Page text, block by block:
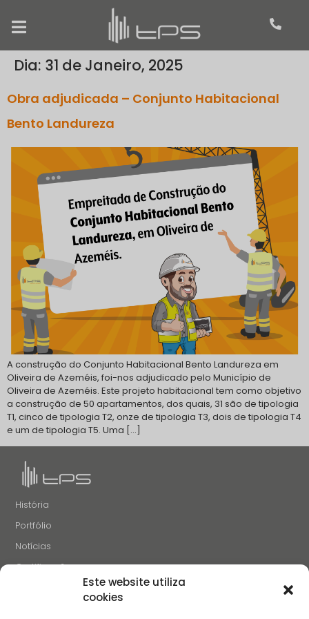
Este website utiliza
cookies
Dia: 31 de Janeiro, 2025
Obra adjudicada – Conjunto Habitacional
Bento Landureza
A construção do Conjunto Habitacional Bento Landureza em
Oliveira de Azeméis, foi-nos adjudicado pelo Município de
Oliveira de Azeméis. Este projeto habitacional tem como objetivo
a construção de 50 apartamentos, dos quais, 31 são de tipologia
T1, cinco de tipologia T2, onze de tipologia T3, dois de tipologia T4
e um de tipologia T5. Uma […]
História
Portfólio
Notícias
Certificações